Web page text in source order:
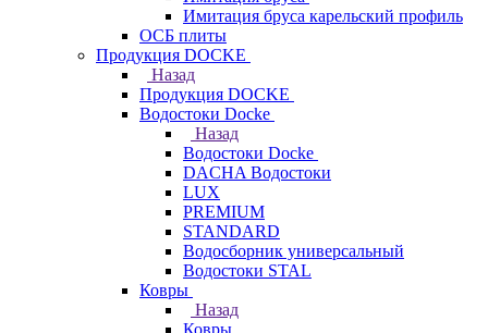
Имитация бруса карельский профиль
ОСБ плиты
Продукция DOCKE
Назад
Продукция DOCKE
Водостоки Docke
Назад
Водостоки Docke
DACHA Водостоки
LUX
PREMIUM
STANDARD
Водосборник универсальный
Водостоки STAL
Ковры
Назад
Ковры